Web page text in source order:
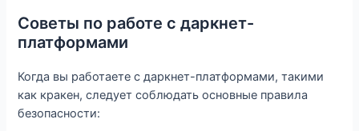
Советы по работе с даркнет-
платформами
Когда вы работаете с даркнет-платформами, такими
как кракен, следует соблюдать основные правила
безопасности: